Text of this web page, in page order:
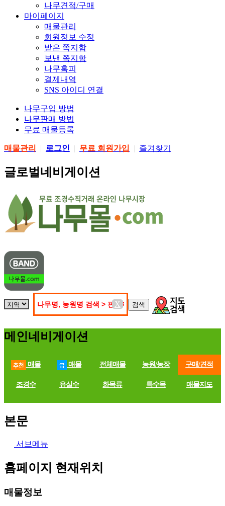
나무견적/구매
마이페이지
매물관리
회원정보 수정
받은 쪽지함
보낸 쪽지함
나무홈피
결제내역
SNS 아이디 연결
나무구입 방법
나무판매 방법
무료 매물등록
매물관리 로그인 무료 회원가입 즐겨찾기
글로벌네비게이션
X
메인네비게이션
매물 매물 전체매물 농원/농장 구매/견적
조경수 유실수 화목류 특수목 매물지도
본문
서브메뉴
홈페이지 현재위치
매물정보